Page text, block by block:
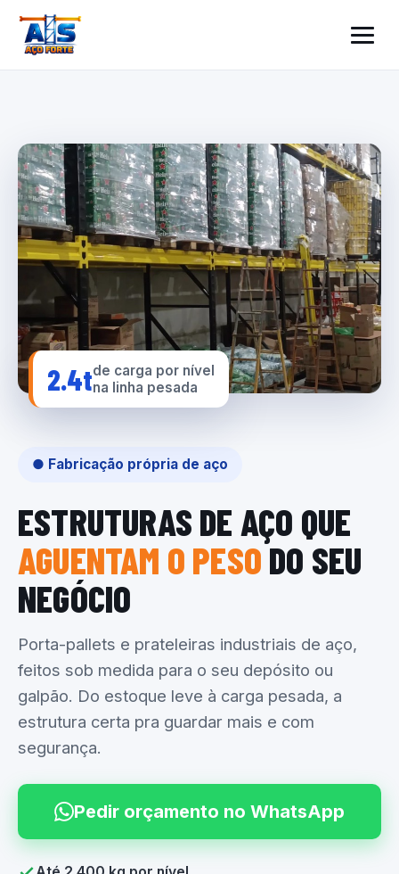
● Fabricação própria de aço
ESTRUTURAS DE AÇO QUE
AGUENTAM O PESODO SEU
NEGÓCIO
Porta-pallets e prateleiras industriais de aço,
feitos sob medida para o seu depósito ou
galpão. Do estoque leve à carga pesada, a
estrutura certa pra guardar mais e com
segurança.
Pedir orçamento no WhatsApp
2.4tde carga por nível
na linha pesada